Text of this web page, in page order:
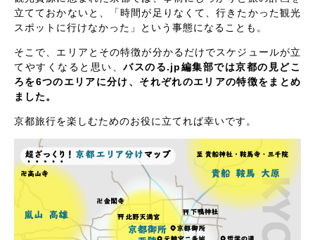
立てておかないと、「時間が足りなくて、行きたかった観光
スポットに行けなかった」という事態になることも。
そこで、エリアとその特徴が分かるだけでスケジュールが立
てやすくなると思い、バスのる.jp編集部では京都の見どこ
ろを6つのエリアに分け、それぞれのエリアの特徴をまとめ
ました。
京都旅行を楽しむためのお役に立てれば幸いです。